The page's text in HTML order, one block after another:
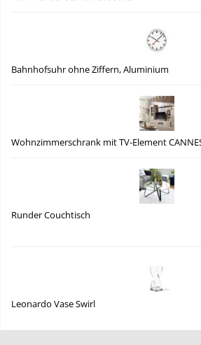
Bahnhofsuhr ohne Ziffern, Aluminium
Wohnzimmerschrank mit TV-Element
Runder Couchtisch
Leonardo Vase Swirl